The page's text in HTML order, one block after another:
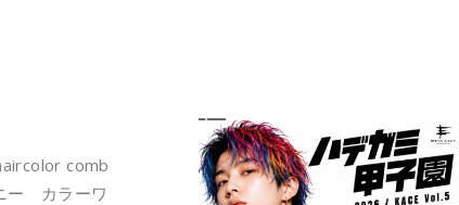
comb
ー カラーワ